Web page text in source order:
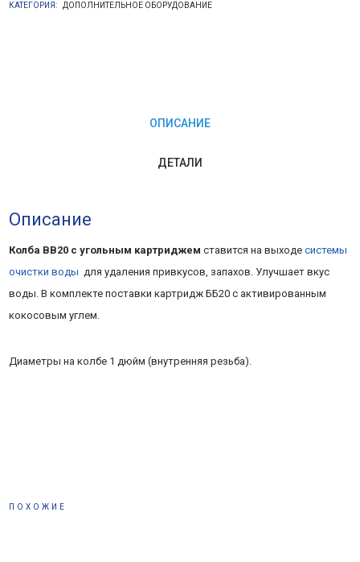
КАТЕГОРИЯ: ДОПОЛНИТЕЛЬНОЕ ОБОРУДОВАНИЕ
ОПИСАНИЕ
ДЕТАЛИ
Описание
Колба BB20 с угольным картриджем ставится на выходесистемы
очистки воды для удаления привкусов, запахов. Улучшает вкус
воды. В комплекте поставки картридж ББ20 с активированным
кокосовым углем.
Диаметры на колбе 1 дюйм (внутренняя резьба).
ПОХОЖИЕ